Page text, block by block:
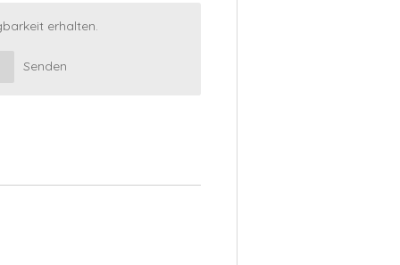
erhalten.
Senden